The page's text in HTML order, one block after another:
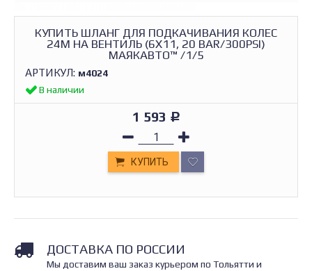
КУПИТЬ ШЛАНГ ДЛЯ ПОДКАЧИВАНИЯ КОЛЕС
24М НА ВЕНТИЛЬ (6Х11, 20 BAR/300PSI)
МАЯКАВТО™ /1/5
АРТИКУЛ: м4024
В наличии
1 593 Р
КУПИТЬ
ДОСТАВКА ПО РОССИИ
Мы доставим ваш заказ курьером по Тольятти и